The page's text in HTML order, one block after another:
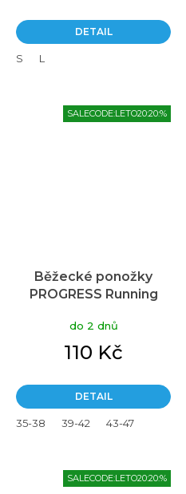
DETAIL
S L
SALECODE:LETO20:20:%
Běžecké ponožky
PROGRESS Running
do 2 dnů
110 Kč
DETAIL
35-38 39-42 43-47
SALECODE:LETO20:20:%